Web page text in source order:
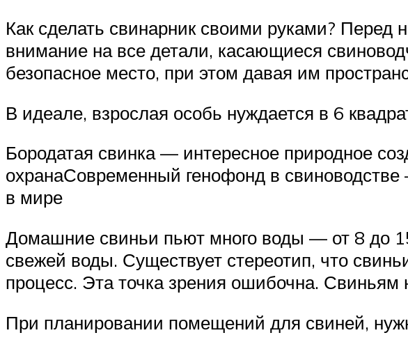
Как сделать свинарник своими руками?
внимание на все детали, касающиеся
безопасное место, при этом давая им
В идеале, взрослая особь нуждается в 6
Бородатая свинка — интересное природное
охранаСовременный генофонд в
в мире
Домашние свиньи пьют много воды — от 8 до
свежей воды. Существует стереотип, что
процесс. Эта точка зрения ошибочна.
При планировании помещений для свиней,